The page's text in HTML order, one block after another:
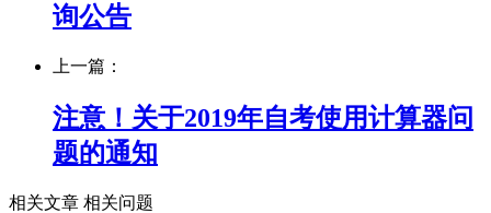
询公告
上一篇：
注意！关于2019年自考使用计算器问
题的通知
相关文章 相关问题